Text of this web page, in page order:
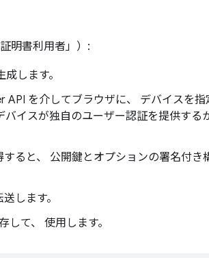
明書利用者」）:
します。
を介してブラウザに、 デバイスを
バイスが独自のユーザー認証を提供する
ると、 公開鍵とオプションの署名付き
します。
て、 使用します。